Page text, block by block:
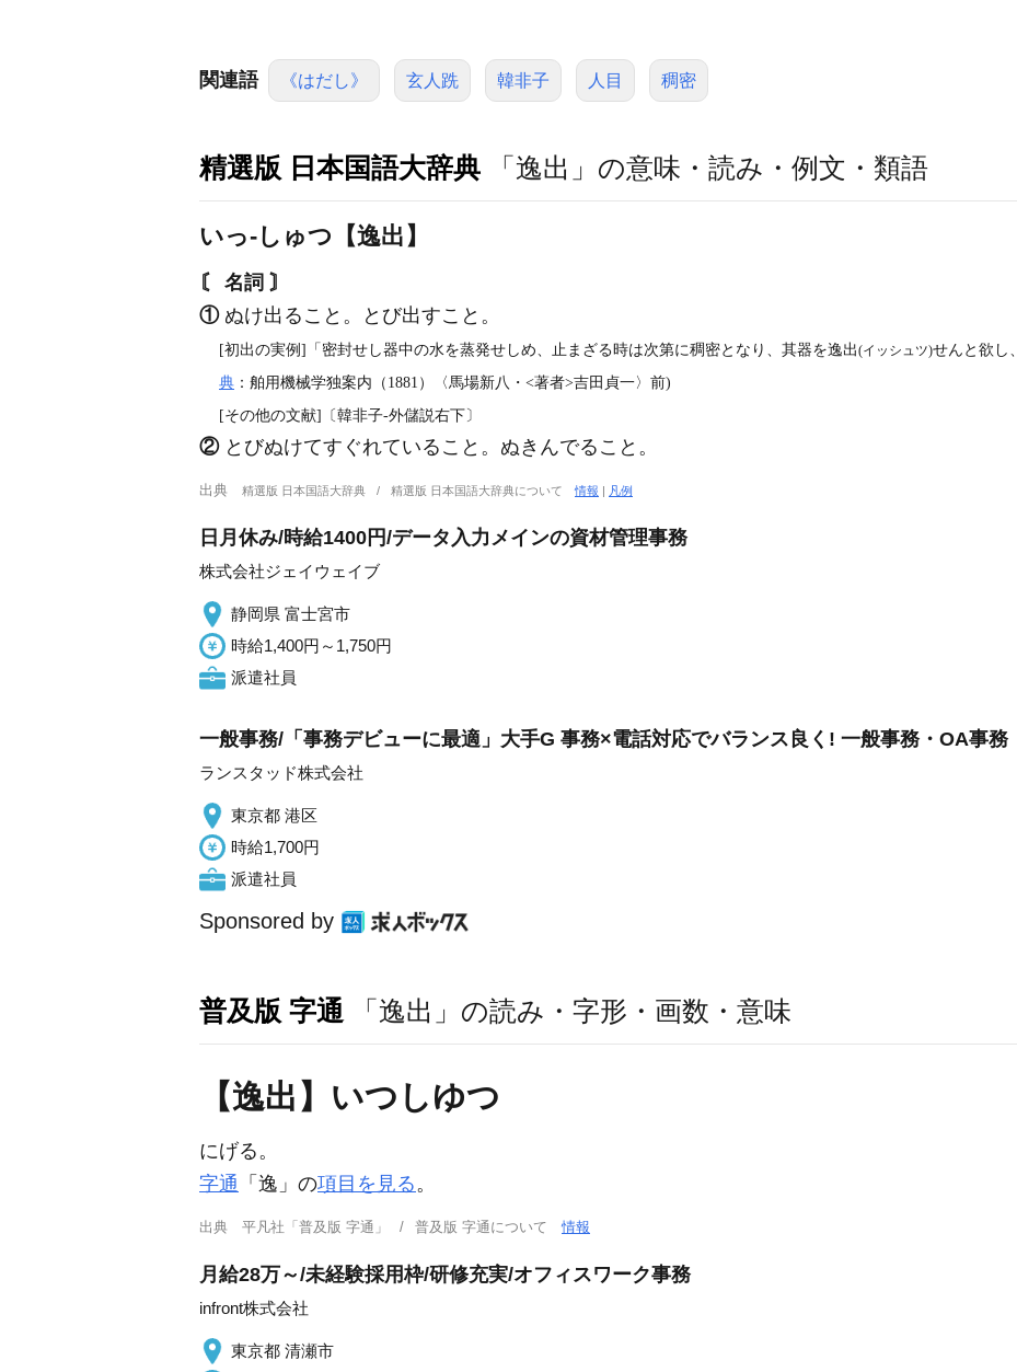
関連語 《はだし》 玄人跣 韓非子 人目 稠密
精選版 日本国語大辞典 「逸出」の意味・読み・例文・類語
いっ‐しゅつ【逸出】
〘 名詞 〙
①ぬけ出ること。とび出すこと。
[初出の実例]「密封せし器中の水を蒸発せしめ、止まざる時は次第に稠密となり、其器を逸出(イッシュツ)せんと欲し、
典 ：舶用機械学独案内（1881）〈馬場新八 ・<著者>吉田貞一〉前)
[その他の文献]〔韓非子‐外儲説右下〕
②とびぬけてすぐれていること。ぬきんでること。
出典 精選版 日本国語大辞典 精選版 日本国語大辞典について情報 | 凡例
日月休み/時給1400円/データ入力メインの資材管理事務
株式会社ジェイウェイブ
静岡県 富士宮市
時給1,400円～1,750円
派遣社員
一般事務/「事務デビューに最適」大手G 事務×電話対応でバランス良く! 一般事務・OA事務
ランスタッド株式会社
東京都 港区
時給1,700円
派遣社員
Sponsored by
普及版 字通 「逸出」の読み・字形・画数・意味
【逸出】いつしゆつ
にげる。
字通 「逸」の項目を見る。
出典 平凡社「普及版 字通」 普及版 字通について情報
月給28万～/未経験採用枠/研修充実/オフィスワーク事務
infront株式会社
東京都 清瀬市